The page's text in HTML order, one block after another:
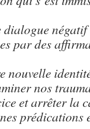
négatif
par des
nouvelle
nos
et arrêter la
prédications